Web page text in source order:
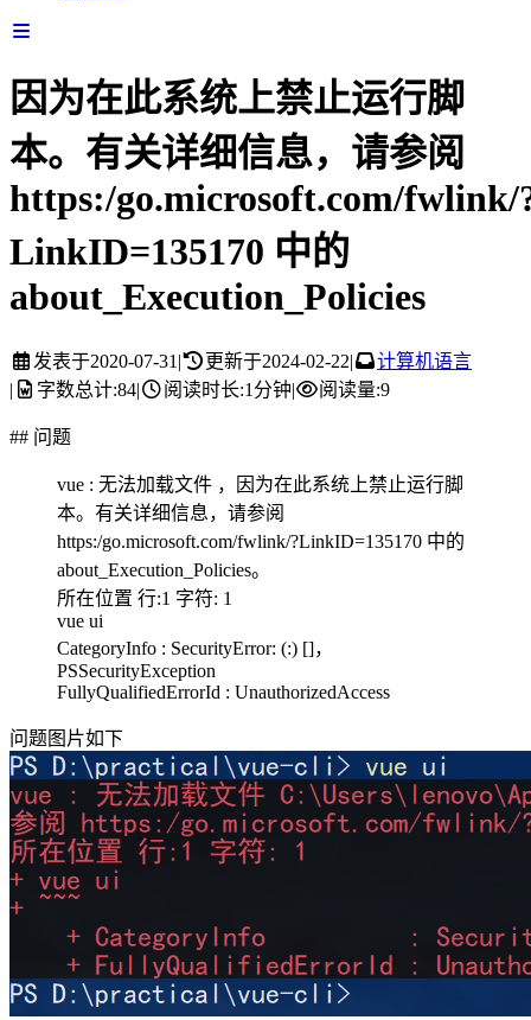
因为在此系统上禁止运行脚
本。有关详细信息，请参阅
https:/go.microsoft.com/fwlink/
LinkID=135170 中的
about_Execution_Policies
发表于2020-07-31 | 更新于2024-02-22|
计算机语言
|
字数总计:84| 阅读时长:1分钟| 阅读量:9
## 问题
vue : 无法加载文件 ，因为在此系统上禁止运行脚
本。有关详细信息，请参阅
https:/go.microsoft.com/fwlink/?LinkID=135170 中的
about_Execution_Policies。
所在位置 行:1 字符: 1
vue ui
CategoryInfo : SecurityError: (:) []，
PSSecurityException
FullyQualifiedErrorId : UnauthorizedAccess
问题图片如下